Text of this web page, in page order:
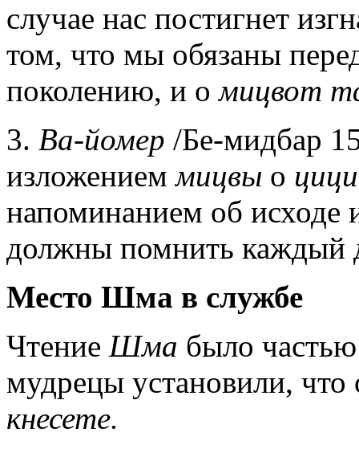
случае нас постигнет
том, что мы обязаны
поколению, и омицвот
3. Ва-йомер /Бе-мидбар
изложениеммицвы о
напоминанием об исходе
должны помнить каждый
Место Шма в службе
Чтение Шма было
мудрецы установили, что
кнесете.